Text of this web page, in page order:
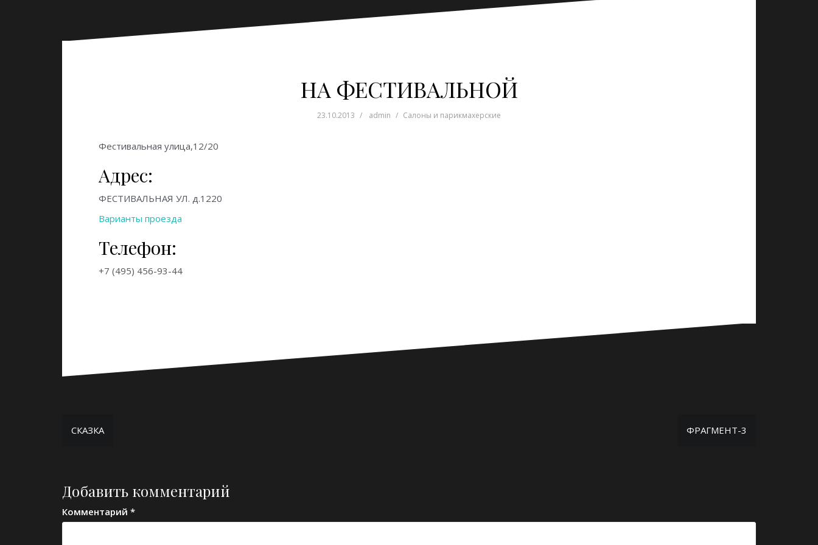
НА ФЕСТИВАЛЬНОЙ
23.10.2013 admin Салоны и парикмахерские
Фестивальная улица,12/20
Адрес:
ФЕСТИВАЛЬНАЯ УЛ. д.1220
Варианты проезда
Телефон:
+7 (495) 456-93-44
Навигация
СКАЗКА ФРАГМЕНТ-3
Добавить комментарий
Комментарий *